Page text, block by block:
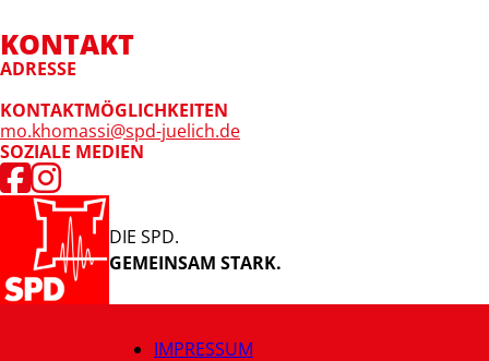
KONTAKT
ADRESSE
KONTAKTMÖGLICHKEITEN
mo.khomassi@spd-juelich.de
SOZIALE MEDIEN
DIE SPD.
GEMEINSAM STARK.
IMPRESSUM